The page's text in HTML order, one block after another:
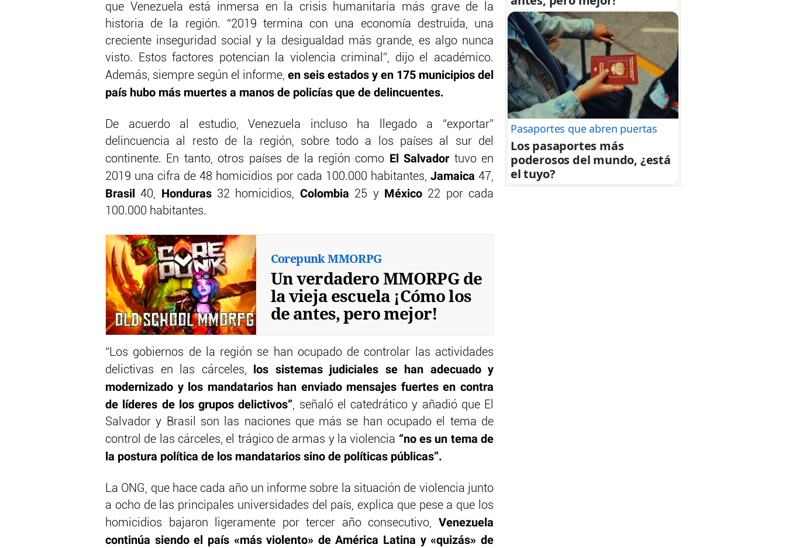
que Venezuela está inmersa en la crisis humanitaria más grave de la
historia de la región. “2019 termina con una economía destruida, una
creciente inseguridad social y la desigualdad más grande, es algo nunca
visto. Estos factores potencian la violencia criminal”, dijo el académico.
Además, siempre según el informe, en seis estados y en 175 municipios del
país hubo más muertes a manos de policías que de delincuentes.
De acuerdo al estudio, Venezuela incluso ha llegado a “exportar”
delincuencia al resto de la región, sobre todo a los países al sur del
continente. En tanto, otros países de la región como El Salvador tuvo en
2019 una cifra de 48 homicidios por cada 100.000 habitantes, Jamaica 47,
Brasil 40, Honduras32 homicidios, Colombia 25 y México22 por cada
100.000 habitantes.
Corepunk MMORPG
Un verdadero MMORPG de
la vieja escuela ¡Cómo los
de antes, pero mejor!
“Los gobiernos de la región se han ocupado de controlar las actividades
delictivas en las cárceles,
los sistemas judiciales se han adecuado y
modernizado y los mandatarios han enviado mensajes fuertes en contra
de líderes de los grupos delictivos”, señaló el catedrático y añadió que El
Salvador y Brasil son las naciones que más se han ocupado el tema de
control de las cárceles, el trágico de armas y la violencia “no es un tema de
la postura política de los mandatarios sino de políticas públicas”.
La ONG, que hace cada año un informe sobre la situación de violencia junto
a ocho de las principales universidades del país, explica que pese a que los
homicidios bajaron ligeramente por tercer año consecutivo,
Venezuela
continúa siendo el país «más violento» de América Latina y «quizás» de
Pasaportes que abren puertas
Los pasaportes más
poderosos del mundo, ¿está
el tuyo?